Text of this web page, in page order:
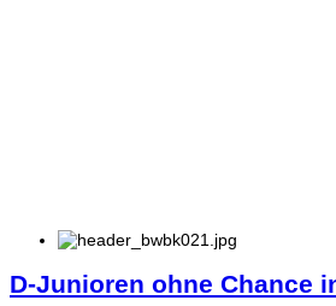
D-Junioren ohne Chance